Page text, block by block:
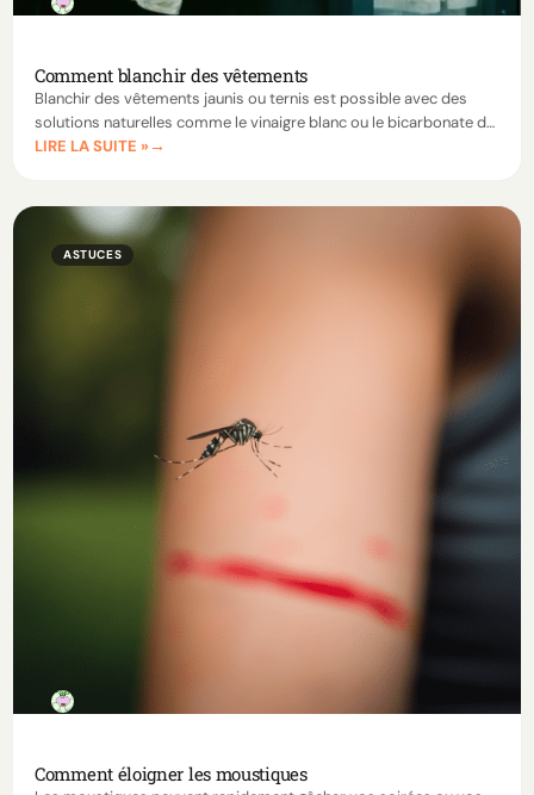
Comment blanchir des vêtements
Blanchir des vêtements jaunis ou ternis est possible avec des
solutions naturelles comme le vinaigre blanc ou le bicarbonate de
soude. Suivez nos conseils pour redonner à vos vêtements leur
LIRE LA SUITE »
ASTUCES
Comment éloigner les moustiques